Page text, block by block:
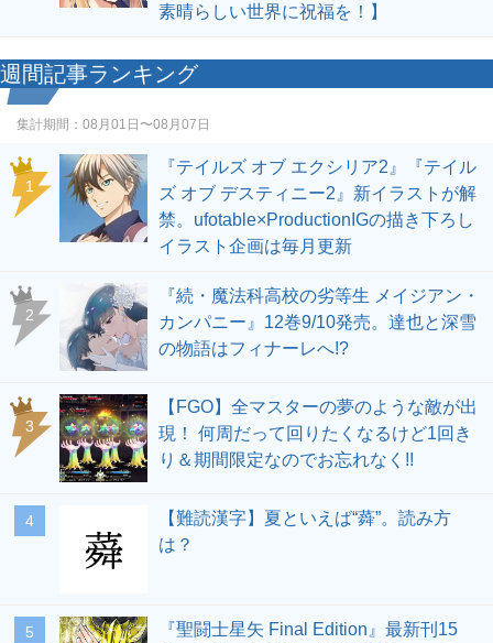
素晴らしい世界に祝福を！】
週間記事ランキング
集計期間： 08月01日〜08月07日
1
『テイルズ オブ エクシリア2』『テイル
ズ オブ デスティニー2』新イラストが解
禁。ufotable×ProductionIGの描き下ろし
イラスト企画は毎月更新
2
『続・魔法科高校の劣等生 メイジアン・
カンパニー』12巻9/10発売。達也と深雪
の物語はフィナーレへ!?
3
【FGO】全マスターの夢のような敵が出
現！ 何周だって回りたくなるけど1回き
り＆期間限定なのでお忘れなく!!
4
【難読漢字】夏といえば“蕣”。読み方
は？
5
『聖闘士星矢 Final Edition』最新刊15